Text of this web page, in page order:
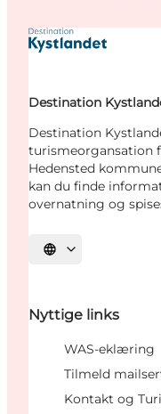
Destination
Destination
turismeorgansation
Hedensted
kan du finde
overnatning og
Vælg sprog
Nyttige links
WAS-eklæring
Tilmeld
Kontakt og